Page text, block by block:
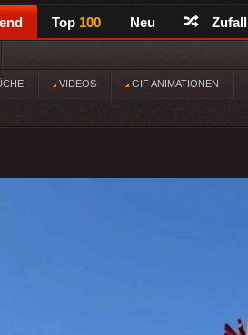
Top 100 Neu Zufall
VIDEOS GIF ANIMATIONEN